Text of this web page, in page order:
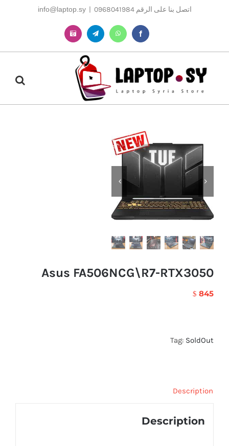
اتصل بنا على الرقم 0968041984 |
info@laptop.sy
Facebook
WhatsApp
Telegram
Instagram
Asus FA506NCG\R7-RTX3050
$ 845
Tag: SoldOut
Description
Description